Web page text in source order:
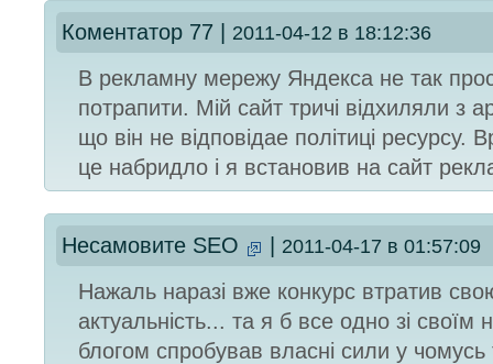
Коментатор 77 2011-04-12 в 18:12:36
В рекламну мережу Яндекса не так
потрапити. Мiй сайт тричi вiдхиляли з
що вiн не вiдповiдае полiтицi ресурсу.
це набридло i я встановив на сайт
Несамовите SEO 2011-04-17 в 01:57:09
Нажаль наразі вже конкурс втратив
актуальність... та я б все одно зі своїм
блогом спробував власні сили у чомусь